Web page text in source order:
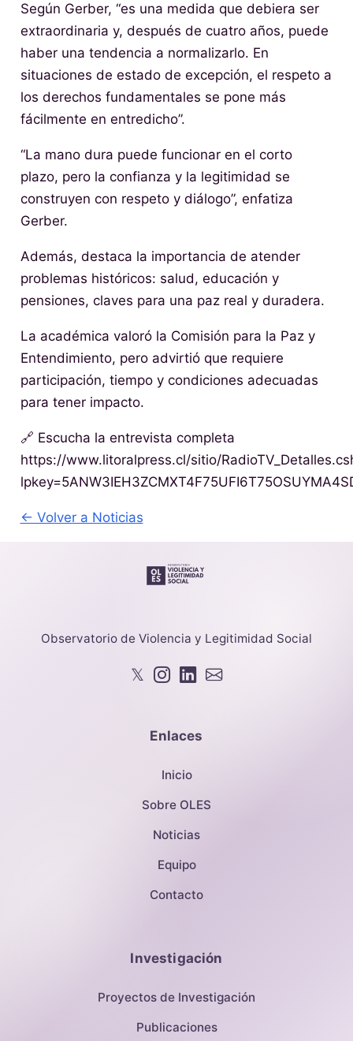
Según Gerber, “es una medida que debiera ser
extraordinaria y, después de cuatro años, puede
haber una tendencia a normalizarlo. En
situaciones de estado de excepción, el respeto a
los derechos fundamentales se pone más
fácilmente en entredicho”.
“La mano dura puede funcionar en el corto
plazo, pero la confianza y la legitimidad se
construyen con respeto y diálogo”, enfatiza
Gerber.
Además, destaca la importancia de atender
problemas históricos: salud, educación y
pensiones, claves para una paz real y duradera.
La académica valoró la Comisión para la Paz y
Entendimiento, pero advirtió que requiere
participación, tiempo y condiciones adecuadas
para tener impacto.
🔗 Escucha la entrevista completa
https://www.litoralpress.cl/sitio/
← Volver a Noticias
Observatorio de Violencia y Legitimidad Social
𝕏
Enlaces
Inicio
Sobre OLES
Noticias
Equipo
Contacto
Investigación
Proyectos de Investigación
Publicaciones